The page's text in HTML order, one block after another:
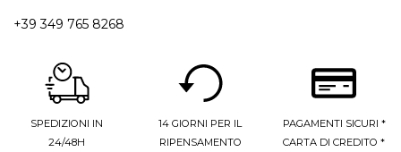
+39 349 765 8268
SPEDIZIONI IN
24/48H
14 GIORNI PER IL
RIPENSAMENTO
PAGAMENTI SICURI *
CARTA DI CREDITO *